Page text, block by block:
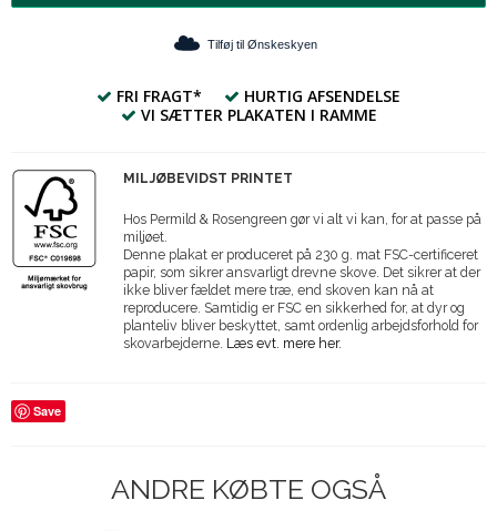
Tilføj til Ønskeskyen
FRI FRAGT*
HURTIG AFSENDELSE
VI SÆTTER PLAKATEN I RAMME
MILJØBEVIDST PRINTET
Hos Permild & Rosengreen gør vi alt vi kan, for at passe på
miljøet.
Denne plakat er produceret på 230 g. mat FSC-certificeret
papir, som sikrer ansvarligt drevne skove. Det sikrer at der
ikke bliver fældet mere træ, end skoven kan nå at
reproducere. Samtidig er FSC en sikkerhed for, at dyr og
planteliv bliver beskyttet, samt ordenlig arbejdsforhold for
skovarbejderne. Læs evt. mere her.
Save
ANDRE KØBTE OGSÅ